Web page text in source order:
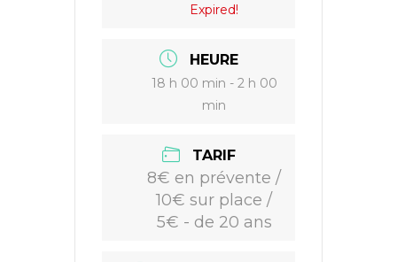
Expired!
HEURE
18 h 00 min - 2 h 00
min
TARIF
8€ en prévente /
10€ sur place /
5€ - de 20 ans